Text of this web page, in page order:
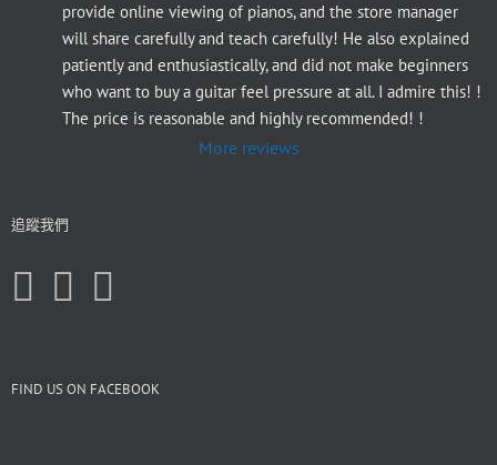
provide online viewing of pianos, and the store manager
will share carefully and teach carefully! He also explained
patiently and enthusiastically, and did not make beginners
who want to buy a guitar feel pressure at all. I admire this! !
The price is reasonable and highly recommended! !
More reviews
追蹤我們
FIND US ON FACEBOOK